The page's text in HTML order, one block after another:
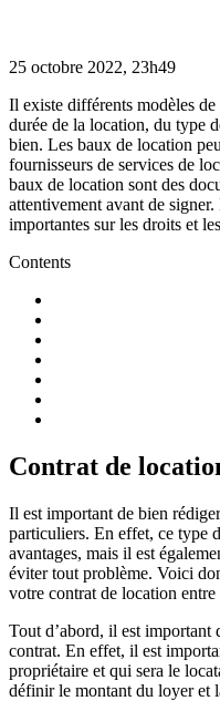
25 octobre 2022, 23h49
Il existe différents modèles
durée de la location, du type
bien. Les baux de location
fournisseurs de services de
baux de location sont des
attentivement avant de
importantes sur les droits et
Contents
Contrat de
Il est important de bien
particuliers. En effet, ce type
avantages, mais il est
éviter tout problème. Voici
votre contrat de location
Tout d’abord, il est important
contrat. En effet, il est
propriétaire et qui sera le
définir le montant du loyer et